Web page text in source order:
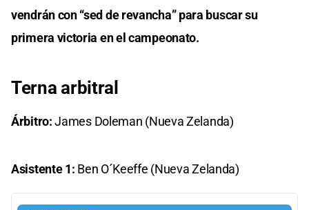
vendrán con “sed de revancha” para buscar su
primera victoria en el campeonato.
Terna arbitral
Árbitro:James Doleman (Nueva Zelanda)
Asistente 1: Ben O´Keeffe (Nueva Zelanda)